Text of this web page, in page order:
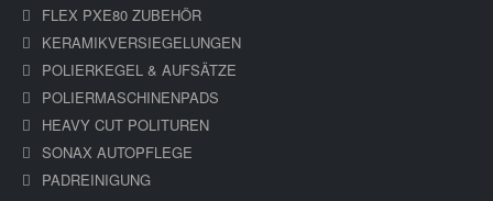
FLEX PXE80 ZUBEHÖR
KERAMIKVERSIEGELUNGEN
POLIERKEGEL & AUFSÄTZE
POLIERMASCHINENPADS
HEAVY CUT POLITUREN
SONAX AUTOPFLEGE
PADREINIGUNG